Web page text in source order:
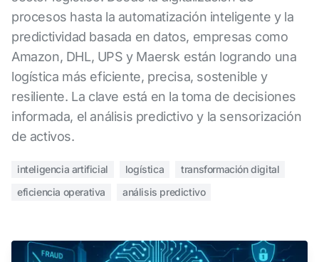
procesos hasta la automatización inteligente y la
predictividad basada en datos, empresas como
Amazon, DHL, UPS y Maersk están logrando una
logística más eficiente, precisa, sostenible y
resiliente. La clave está en la toma de decisiones
informada, el análisis predictivo y la sensorización
de activos.
inteligencia artificial logística
transformación digital
eficiencia operativa
análisis predictivo